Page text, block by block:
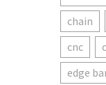
chain
cnc
edge